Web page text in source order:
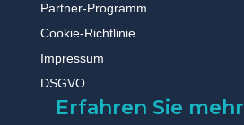
Partner-Programm
Cookie-Richtlinie
Impressum
DSGVO
Erfahren Sie mehr